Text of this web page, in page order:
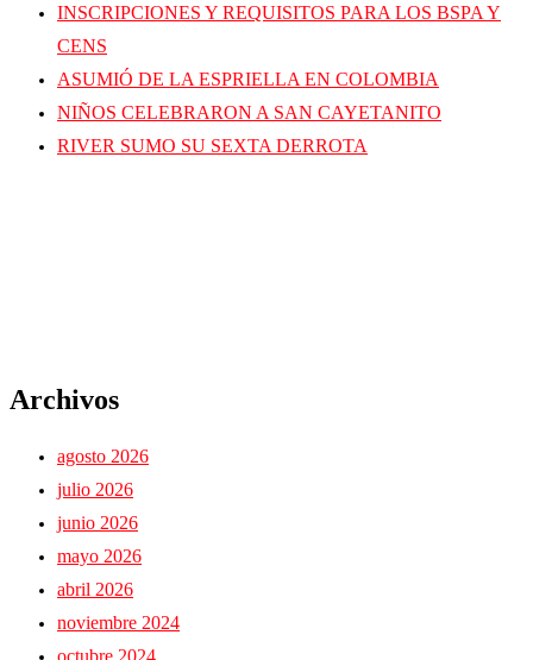
INSCRIPCIONES Y REQUISITOS PARA LOS BSPA Y
CENS
ASUMIÓ DE LA ESPRIELLA EN COLOMBIA
NIÑOS CELEBRARON A SAN CAYETANITO
RIVER SUMO SU SEXTA DERROTA
Archivos
agosto 2026
julio 2026
junio 2026
mayo 2026
abril 2026
noviembre 2024
octubre 2024